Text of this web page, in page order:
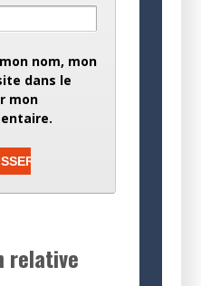
nom, mon
dans le
mon
relative